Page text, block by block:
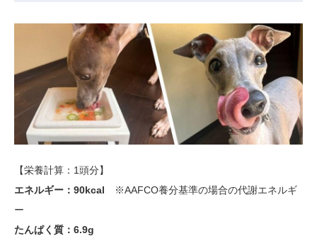
【栄養計算：1頭分】
エネルギー：90kcal
※AAFCO養分基準の場合の代謝エネルギ
ー
たんぱく質：6.9g